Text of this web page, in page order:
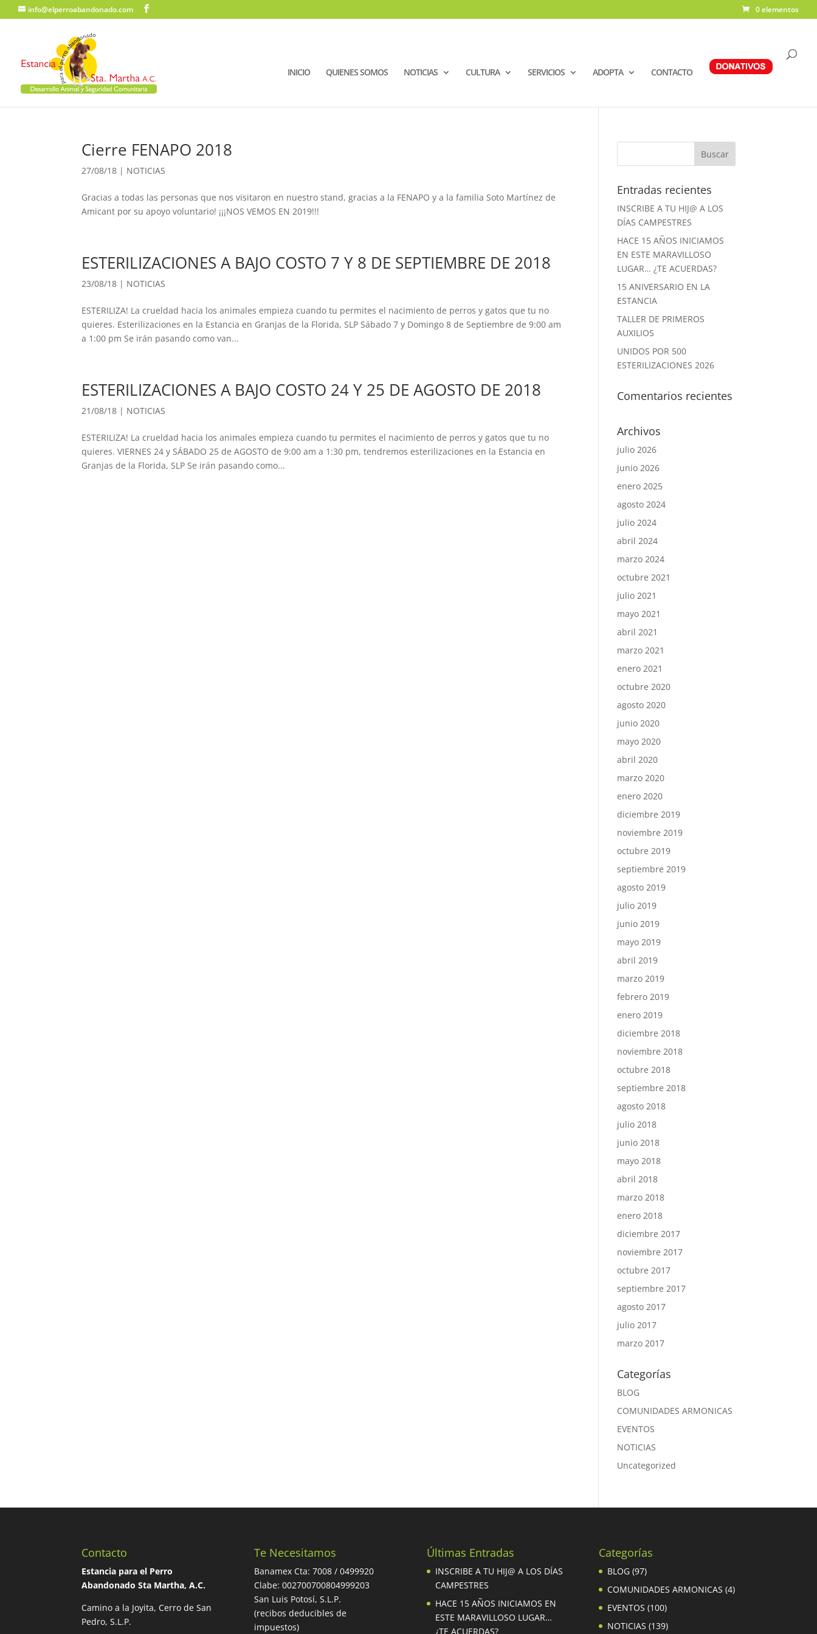
info@elperroabandonado.com 0 elementos
INICIO QUIENES SOMOS NOTICIAS CULTURA SERVICIOS ADOPTA CONTACTO
Cierre FENAPO 2018
27/08/18 | NOTICIAS
Gracias a todas las personas que nos visitaron en nuestro stand, gracias a la FENAPO y a la familia Soto Martínez de
Amicant por su apoyo voluntario! ¡¡¡NOS VEMOS EN 2019!!!
ESTERILIZACIONES A BAJO COSTO 7 Y 8 DE SEPTIEMBRE DE 2018
23/08/18 | NOTICIAS
ESTERILIZA! La crueldad hacia los animales empieza cuando tu permites el nacimiento de perros y gatos que tu no
quieres. Esterilizaciones en la Estancia en Granjas de la Florida, SLP Sábado 7 y Domingo 8 de Septiembre de 9:00 am
a 1:00 pm Se irán pasando como van...
ESTERILIZACIONES A BAJO COSTO 24 Y 25 DE AGOSTO DE 2018
21/08/18 | NOTICIAS
ESTERILIZA! La crueldad hacia los animales empieza cuando tu permites el nacimiento de perros y gatos que tu no
quieres. VIERNES 24 y SÁBADO 25 de AGOSTO de 9:00 am a 1:30 pm, tendremos esterilizaciones en la Estancia en
Granjas de la Florida, SLP Se irán pasando como...
Entradas recientes
INSCRIBE A TU HIJ@ A LOS
DÍAS CAMPESTRES
HACE 15 AÑOS INICIAMOS
EN ESTE MARAVILLOSO
LUGAR… ¿TE ACUERDAS?
15 ANIVERSARIO EN LA
ESTANCIA
TALLER DE PRIMEROS
AUXILIOS
UNIDOS POR 500
ESTERILIZACIONES 2026
Comentarios recientes
Archivos
julio 2026
junio 2026
enero 2025
agosto 2024
julio 2024
abril 2024
marzo 2024
octubre 2021
julio 2021
mayo 2021
abril 2021
marzo 2021
enero 2021
octubre 2020
agosto 2020
junio 2020
mayo 2020
abril 2020
marzo 2020
enero 2020
diciembre 2019
noviembre 2019
octubre 2019
septiembre 2019
agosto 2019
julio 2019
junio 2019
mayo 2019
abril 2019
marzo 2019
febrero 2019
enero 2019
diciembre 2018
noviembre 2018
octubre 2018
septiembre 2018
agosto 2018
julio 2018
junio 2018
mayo 2018
abril 2018
marzo 2018
enero 2018
diciembre 2017
noviembre 2017
octubre 2017
septiembre 2017
agosto 2017
julio 2017
marzo 2017
Categorías
BLOG
COMUNIDADES ARMONICAS
EVENTOS
NOTICIAS
Uncategorized
Contacto
Estancia para el Perro
Abandonado Sta Martha, A.C.
Camino a la Joyita, Cerro de San
Pedro, S.L.P.
Te Necesitamos
Banamex Cta: 7008 / 0499920
Clabe: 002700700804999203
San Luis Potosí, S.L.P.
(recibos deducibles de
impuestos)
Últimas Entradas
INSCRIBE A TU HIJ@ A LOS DÍAS
CAMPESTRES
HACE 15 AÑOS INICIAMOS EN
ESTE MARAVILLOSO LUGAR…
¿TE ACUERDAS?
Categorías
BLOG (97)
COMUNIDADES ARMONICAS (4)
EVENTOS (100)
NOTICIAS (139)